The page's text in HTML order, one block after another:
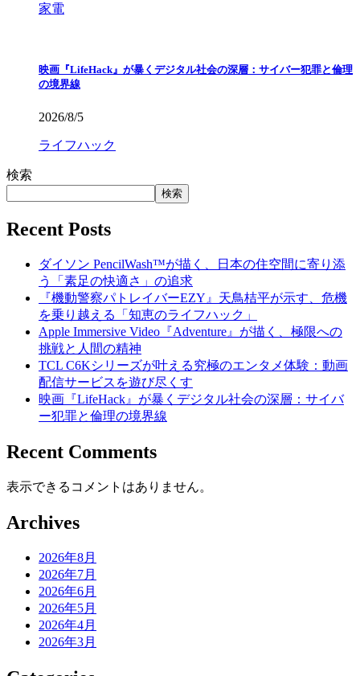
家電
映画『LifeHack』が暴くデジタル社会の深層：サイバー犯罪と倫理
の境界線
2026/8/5
ライフハック
検索
検索
Recent Posts
ダイソン PencilWash™が描く、日本の住空間に寄り添
う「素足の快適さ」の追求
『機動警察パトレイバーEZY』天鳥桔平が示す、危機
を乗り越える「知恵のライフハック」
Apple Immersive Video『Adventure』が描く、極限への
挑戦と人間の精神
TCL C6Kシリーズが叶える究極のエンタメ体験：動画
配信サービスを遊び尽くす
映画『LifeHack』が暴くデジタル社会の深層：サイバ
ー犯罪と倫理の境界線
Recent Comments
表示できるコメントはありません。
Archives
2026年8月
2026年7月
2026年6月
2026年5月
2026年4月
2026年3月